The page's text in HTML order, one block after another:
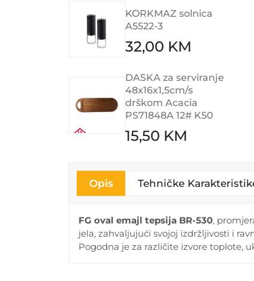
KORKMAZ solnica
A5522-3
32,00 KM
DASKA za serviranje
48x16x1,5cm/s
drškom Acacia
PS71848A 12# K50
15,50 KM
Opis Tehničke
FG oval emajl tepsija BR-530,
jela, zahvaljujući svojoj izdržljivosti i
Pogodna je za različite izvore toplote,